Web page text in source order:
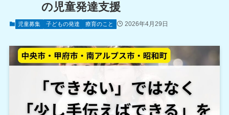
の児童発達支援
児童募集 子どもの発達 療育のこと 2026年4月29日